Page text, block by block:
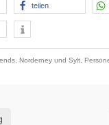
teilen
Norderney und Sylt